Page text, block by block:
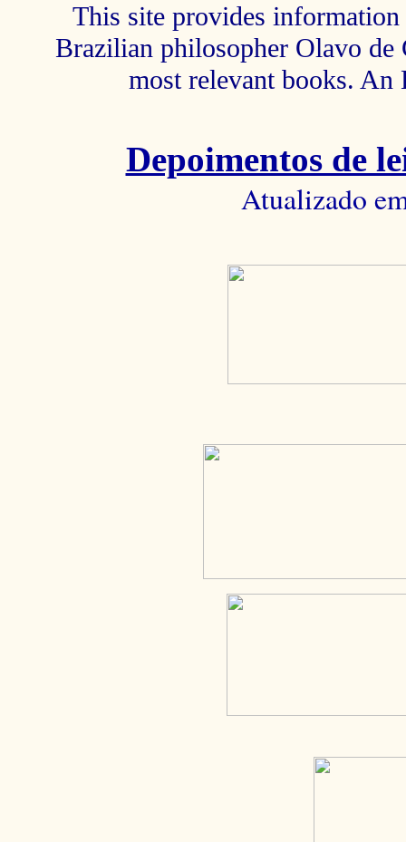
This site provides
Brazilian philosopher Olavo de
most relevant books.
Depoimentos de
Atualizado